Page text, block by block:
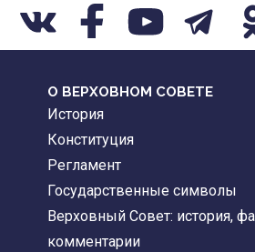
О ВЕРХОВНОМ СОВЕТЕ
История
Конституция
Регламент
Государственные символы
Верховный Совет: история,
комментарии